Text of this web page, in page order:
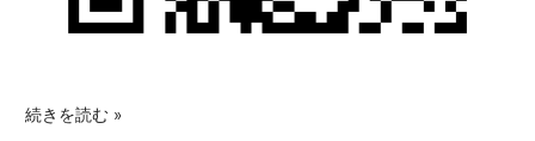
続きを読む »